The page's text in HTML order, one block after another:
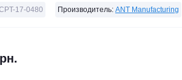
17-0480 Производитель: ANT Manufacturing